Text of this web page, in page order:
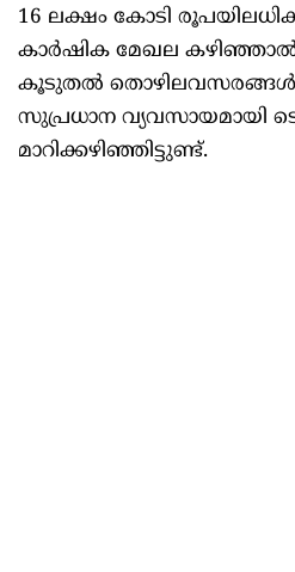
16 ലക്ഷം കോടി
കാര്‍ഷിക മേഖല
കൂടുതല്‍ തൊഴിലവസരങ്ങള്‍
സുപ്രധാന വ്യവസായമായി
മാറിക്കഴിഞ്ഞിട്ടുണ്ട്.